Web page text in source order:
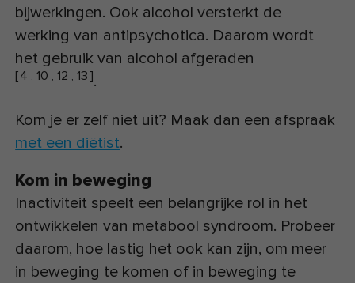
bijwerkingen. Ook alcohol versterkt de
werking van antipsychotica. Daarom wordt
het gebruik van alcohol afgeraden
[4 , 10 , 12 , 13].
Kom je er zelf niet uit? Maak dan een afspraak
met een diëtist.
Kom in beweging
Inactiviteit speelt een belangrijke rol in het
ontwikkelen van metabool syndroom. Probeer
daarom, hoe lastig het ook kan zijn, om meer
in beweging te komen of in beweging te